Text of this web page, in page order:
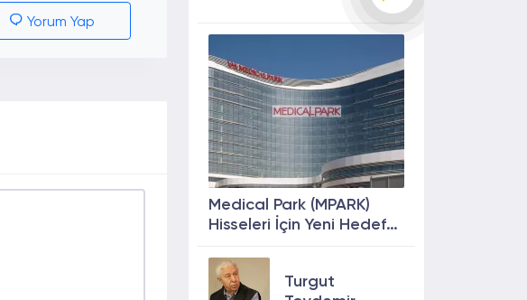
Yorum Yap
Medical Park (MPARK)
Hisseleri İçin Yeni Hedef
Potansiyeli
Turgut